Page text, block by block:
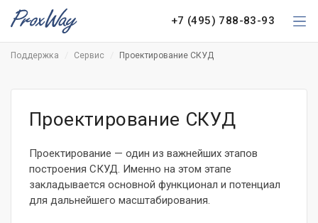
+7 (495) 788-83-93
Поддержка Сервис Проектирование СКУД
Проектирование СКУД
Проектирование — один из важнейших этапов
построения СКУД. Именно на этом этапе
закладывается основной функционал и потенциал
для дальнейшего масштабирования.